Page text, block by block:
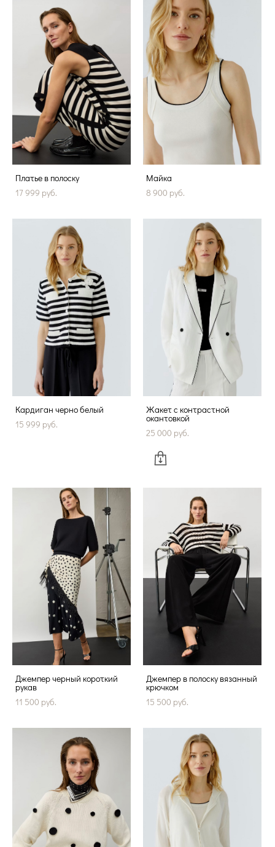
Платье в полоску
17 999 pуб.
Майка
8 900 pуб.
Кардиган черно белый
15 999 pуб.
Жакет с контрастной
окантовкой
25 000 pуб.
Джемпер черный короткий
рукав
11 500 pуб.
Джемпер в полоску вязанный
крючком
15 500 pуб.